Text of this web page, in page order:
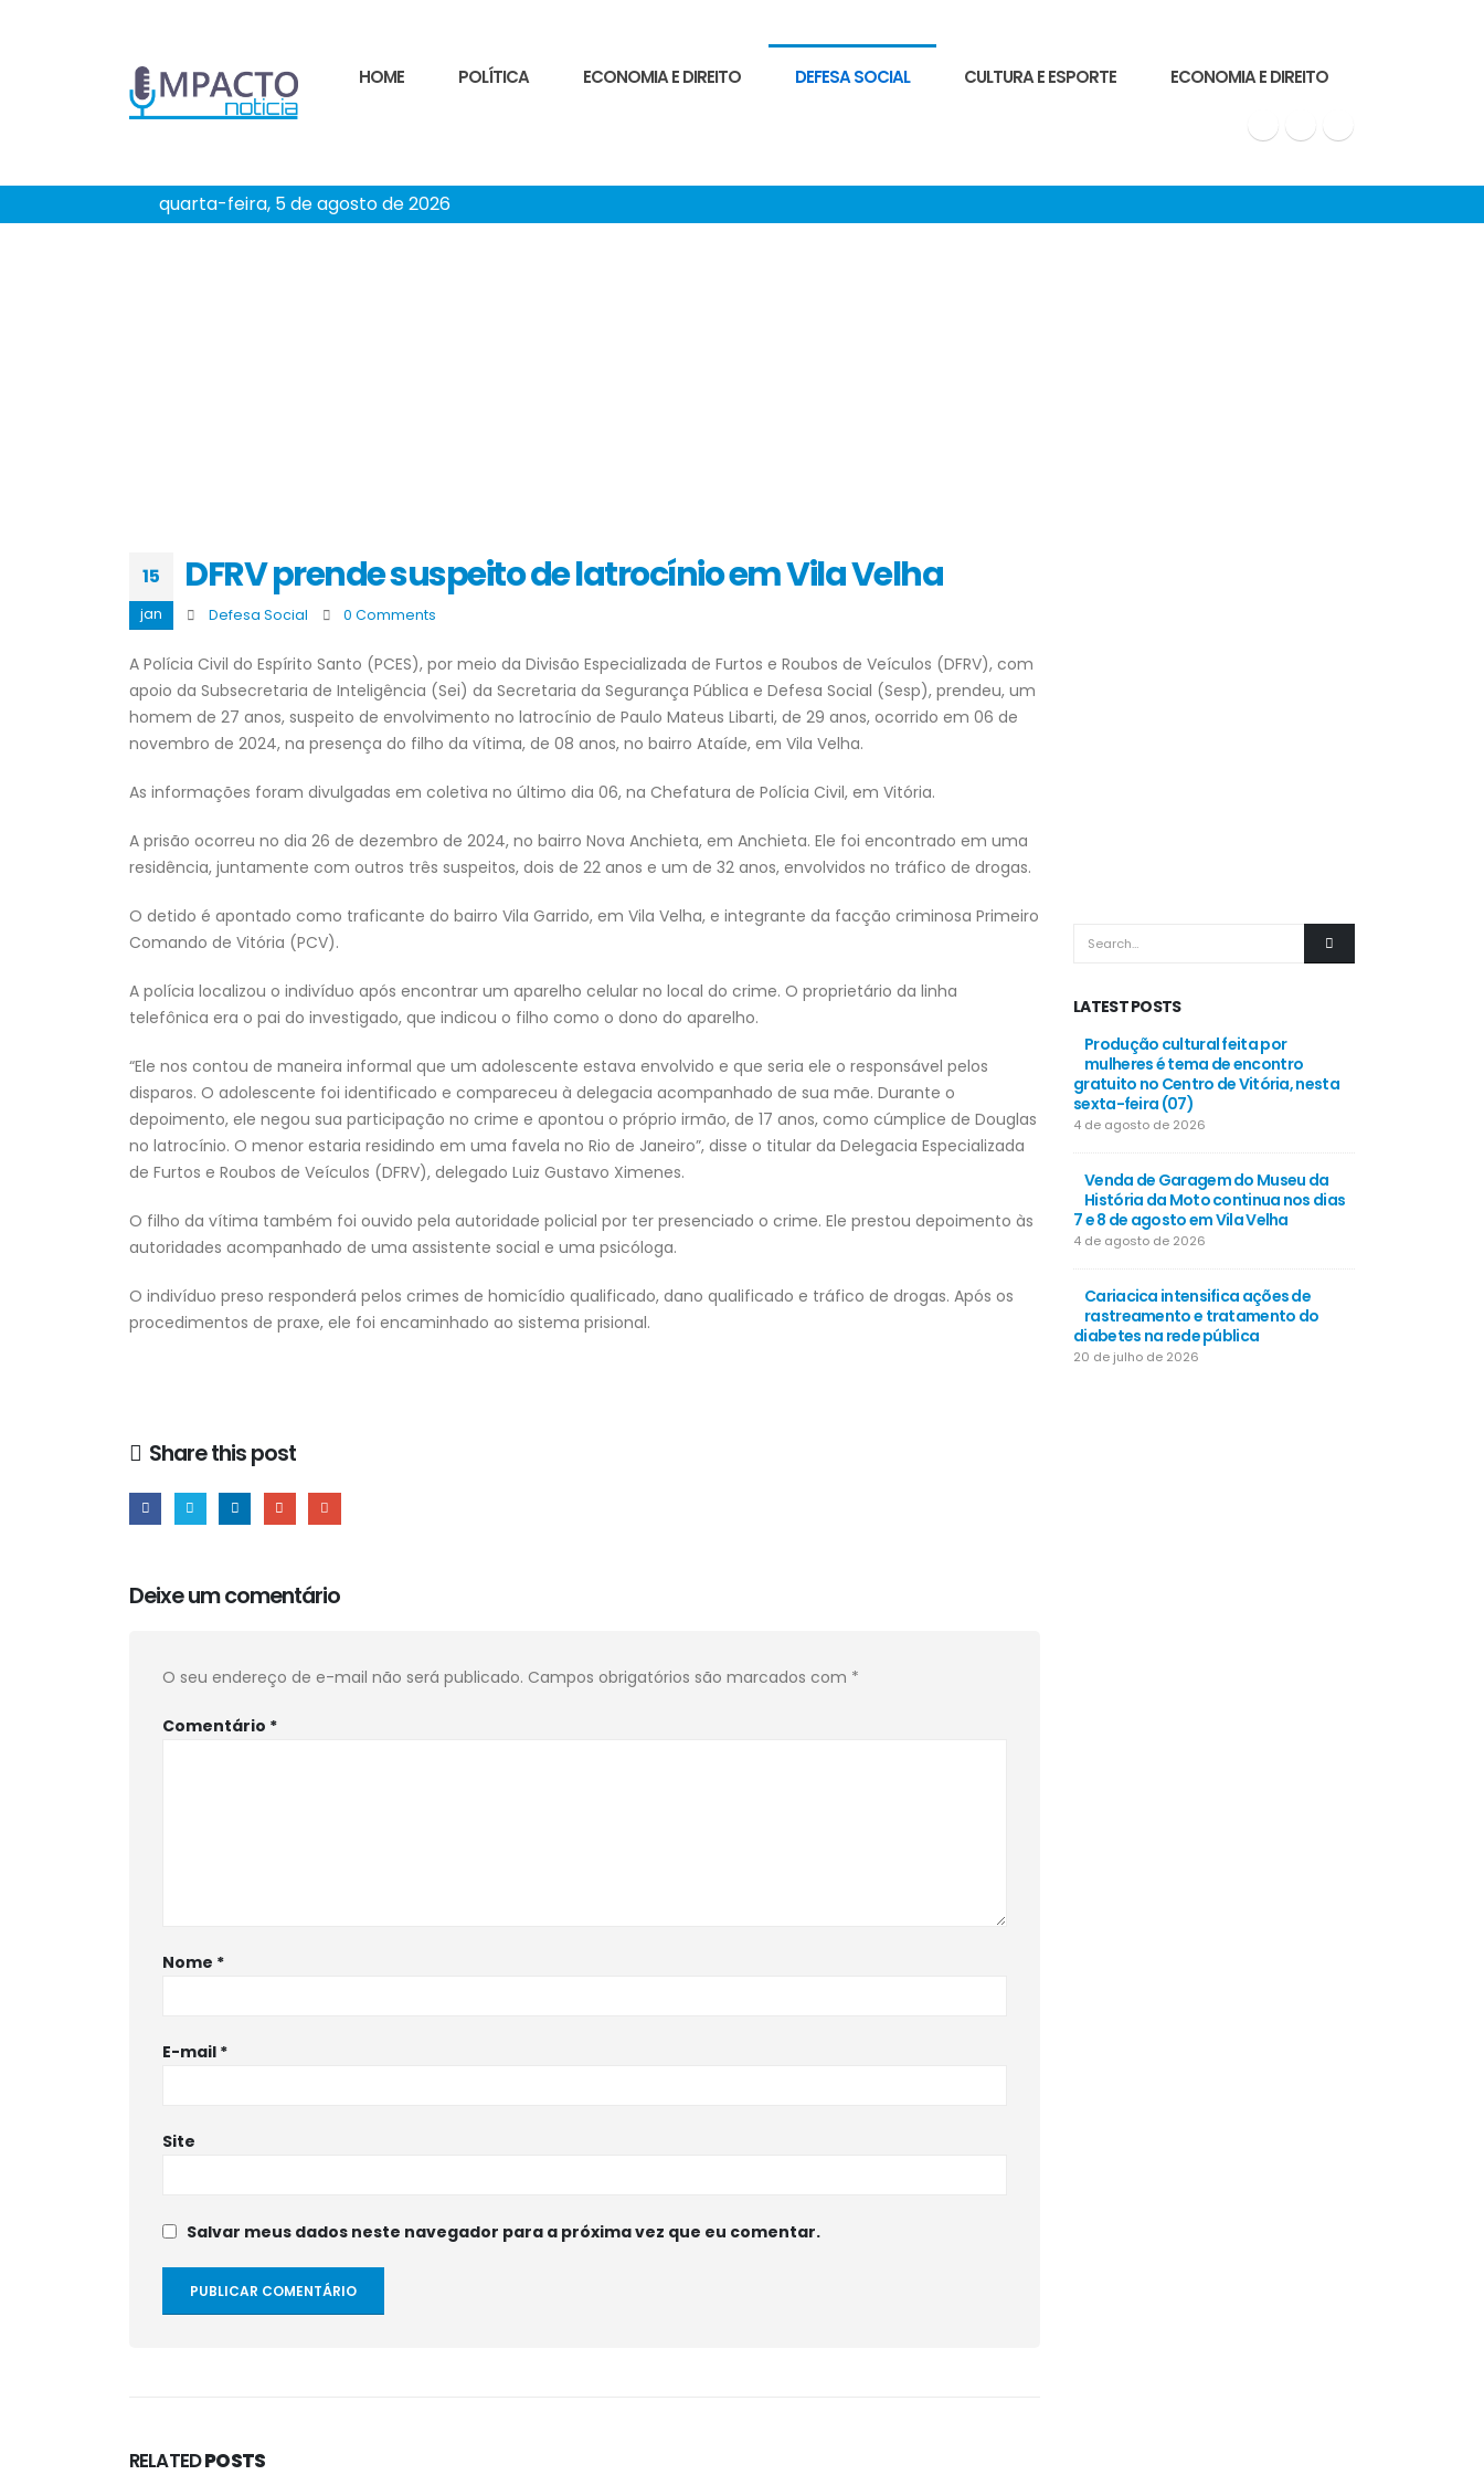
HOME POLÍTICA ECONOMIA E DIREITO DEFESA SOCIAL CULTURA E ESPORTE ECONOMIA E DIREITO
quarta-feira, 5 de agosto de 2026
15
jan
DFRV prende suspeito de latrocínio em Vila Velha
Defesa Social 0 Comments
A Polícia Civil do Espírito Santo (PCES), por meio da Divisão Especializada de Furtos e Roubos de Veículos (DFRV), com
apoio da Subsecretaria de Inteligência (Sei) da Secretaria da Segurança Pública e Defesa Social (Sesp), prendeu, um
homem de 27 anos, suspeito de envolvimento no latrocínio de Paulo Mateus Libarti, de 29 anos, ocorrido em 06 de
novembro de 2024, na presença do filho da vítima, de 08 anos, no bairro Ataíde, em Vila Velha.
As informações foram divulgadas em coletiva no último dia 06, na Chefatura de Polícia Civil, em Vitória.
A prisão ocorreu no dia 26 de dezembro de 2024, no bairro Nova Anchieta, em Anchieta. Ele foi encontrado em uma
residência, juntamente com outros três suspeitos, dois de 22 anos e um de 32 anos, envolvidos no tráfico de drogas.
O detido é apontado como traficante do bairro Vila Garrido, em Vila Velha, e integrante da facção criminosa Primeiro
Comando de Vitória (PCV).
A polícia localizou o indivíduo após encontrar um aparelho celular no local do crime. O proprietário da linha
telefônica era o pai do investigado, que indicou o filho como o dono do aparelho.
“Ele nos contou de maneira informal que um adolescente estava envolvido e que seria ele o responsável pelos
disparos. O adolescente foi identificado e compareceu à delegacia acompanhado de sua mãe. Durante o
depoimento, ele negou sua participação no crime e apontou o próprio irmão, de 17 anos, como cúmplice de Douglas
no latrocínio. O menor estaria residindo em uma favela no Rio de Janeiro”, disse o titular da Delegacia Especializada
de Furtos e Roubos de Veículos (DFRV), delegado Luiz Gustavo Ximenes.
O filho da vítima também foi ouvido pela autoridade policial por ter presenciado o crime. Ele prestou depoimento às
autoridades acompanhado de uma assistente social e uma psicóloga.
O indivíduo preso responderá pelos crimes de homicídio qualificado, dano qualificado e tráfico de drogas. Após os
procedimentos de praxe, ele foi encaminhado ao sistema prisional.
Share this post
Deixe um comentário
O seu endereço de e-mail não será publicado. Campos obrigatórios são marcados com *
Comentário *
Nome *
E-mail *
Site
Salvar meus dados neste navegador para a próxima vez que eu comentar.
RELATEDPOSTS
LATEST POSTS
Produção cultural feita por
mulheres é tema de encontro
gratuito no Centro de Vitória, nesta
sexta-feira (07)
4 de agosto de 2026
Venda de Garagem do Museu da
História da Moto continua nos dias
7 e 8 de agosto em Vila Velha
4 de agosto de 2026
Cariacica intensifica ações de
rastreamento e tratamento do
diabetes na rede pública
20 de julho de 2026